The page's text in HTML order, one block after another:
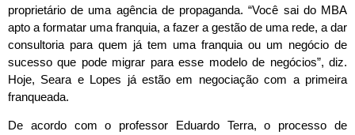
proprietário de uma agência de propaganda. “Você sai do MBA
apto a formatar uma franquia, a fazer a gestão de uma rede, a dar
consultoria para quem já tem uma franquia ou um negócio de
sucesso que pode migrar para esse modelo de negócios”, diz.
Hoje, Seara e Lopes já estão em negociação com a primeira
franqueada.
De acordo com o professor Eduardo Terra, o processo de